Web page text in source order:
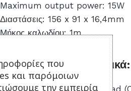
Maximum output power: 15W
Διαστάσεις: 156 x 91 x 16,4mm
Μήκος καλωδίου: 1m
Τεχνικά Χαρακτηριστικά:
που
και παρόμοιων
την εμπειρία